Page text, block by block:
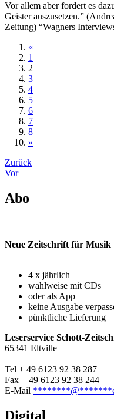
Vor allem aber fordert es
Geister auszusetzen.”
Zeitung) “Wagners
«
1
2
3
4
5
6
7
8
»
Beitrags-
Navigation
Zurück
Vor
Abo
Neue Zeitschrift für Musik
4 x jährlich
wahlweise mit CDs
oder als App
keine Ausgabe
pünktliche Lieferung
Leserservice Schott-
65341 Eltville
Tel + 49 6123 92 38 287
Fax + 49 6123 92 38 244
E-Mail ********@*******
Digital